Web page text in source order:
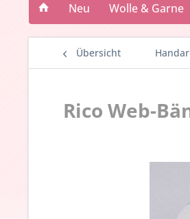
Neu Wolle & Garne
Übersicht
Rico Web-